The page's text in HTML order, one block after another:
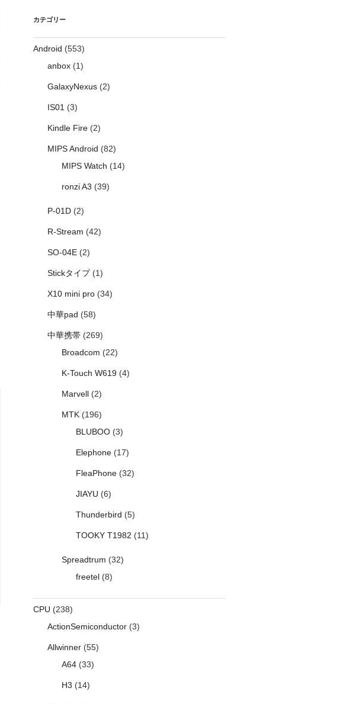
カテゴリー
Android (553)
anbox(1)
GalaxyNexus(2)
IS01(3)
Kindle Fire(2)
MIPS Android (82)
MIPS Watch (14)
ronzi A3 (39)
P-01D(2)
R-Stream (42)
SO-04E(2)
Stickタイプ(1)
X10 mini pro(34)
中華pad (58)
中華携帯(269)
Broadcom (22)
K-Touch W619(4)
Marvell(2)
MTK(196)
BLUBOO(3)
Elephone(17)
FleaPhone(32)
JIAYU (6)
Thunderbird (5)
TOOKY T1982 (11)
Spreadtrum (32)
freetel(8)
CPU (238)
ActionSemiconductor(3)
Allwinner(55)
A64(33)
H3 (14)